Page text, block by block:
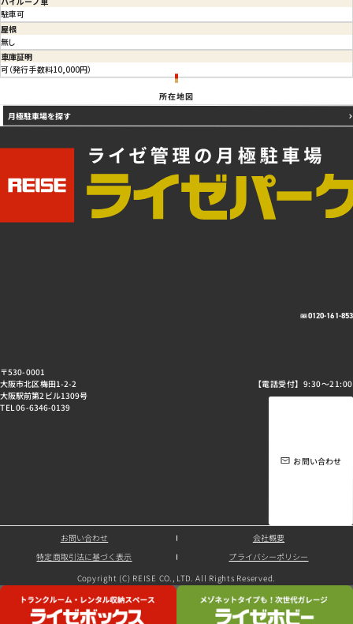
駐車可
屋根
無し
車庫証明
可（発行手数料10,000円）
所在地図
〒530-0001
大阪市北区梅田1-2-2
大阪駅前第2ビル1309号
TEL 06-6346-0139
0120-161-853
【電話受付】9:30～21:00
お問い合わせ
月極駐車場を探す
お問い合わせ 会社概要
特定商取引法に基づく表示 プライバシーポリシー
Copyright (C) REISE CO., LTD. All Rights Reserved.